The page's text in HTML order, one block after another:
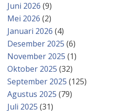
Juni 2026 (9)
Mei 2026 (2)
Januari 2026 (4)
Desember 2025 (6)
November 2025 (1)
Oktober 2025 (32)
September 2025 (125)
Agustus 2025 (79)
Juli 2025 (31)